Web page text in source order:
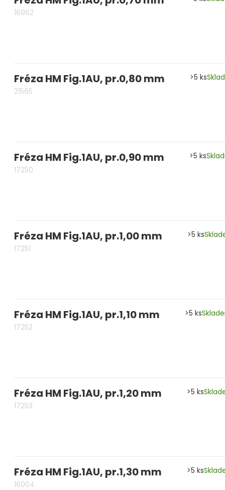
16962
Fréza HM Fig.1AU, pr.0,80 mm
21565
>5 ks
Fréza HM Fig.1AU, pr.0,90 mm
17250
>5 ks
Fréza HM Fig.1AU, pr.1,00 mm
17251
>5 ks
Fréza HM Fig.1AU, pr.1,10 mm
17252
>5 ks
Fréza HM Fig.1AU, pr.1,20 mm
17253
>5 ks
Fréza HM Fig.1AU, pr.1,30 mm
16004
>5 ks